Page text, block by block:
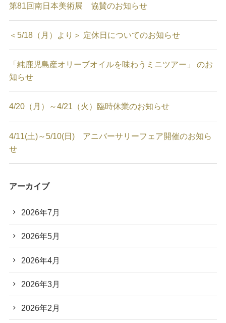
第81回南日本美術展 協賛のお知らせ
＜5/18（月）より＞ 定休日についてのお知らせ
「純鹿児島産オリーブオイルを味わうミニツアー」 のお
知らせ
4/20（月）～4/21（火）臨時休業のお知らせ
4/11(土)～5/10(日) アニバーサリーフェア開催のお知ら
せ
アーカイブ
2026年7月
2026年5月
2026年4月
2026年3月
2026年2月